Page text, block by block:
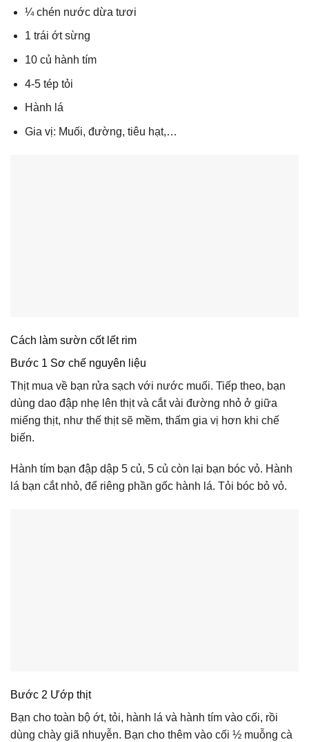
¼ chén nước dừa tươi
1 trái ớt sừng
10 củ hành tím
4-5 tép tỏi
Hành lá
Gia vị: Muối, đường, tiêu hạt,…
Cách làm sườn cốt lết rim
Bước 1 Sơ chế nguyên liệu
Thịt mua về bạn rửa sạch với nước muối. Tiếp theo, bạn
dùng dao đập nhẹ lên thịt và cắt vài đường nhỏ ở giữa
miếng thịt, như thế thịt sẽ mềm, thấm gia vị hơn khi chế
biến.
Hành tím bạn đập dập 5 củ, 5 củ còn lại bạn bóc vỏ. Hành
lá bạn cắt nhỏ, để riêng phần gốc hành lá. Tỏi bóc bỏ vỏ.
Bước 2 Ướp thịt
Bạn cho toàn bộ ớt, tỏi, hành lá và hành tím vào cối, rồi
dùng chày giã nhuyễn. Bạn cho thêm vào cối ½ muỗng cà